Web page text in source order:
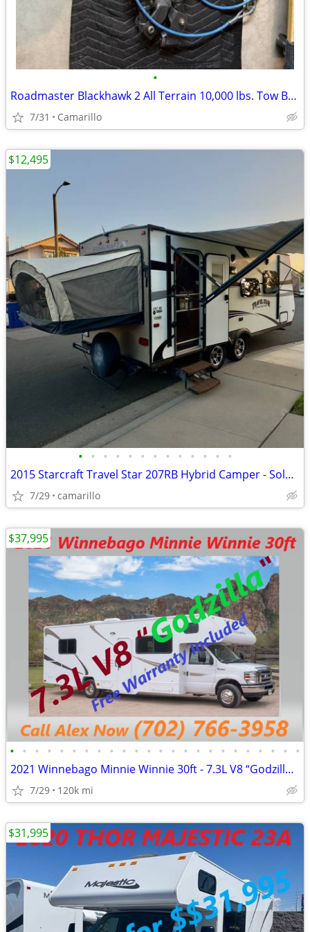
•
Roadmaster Blackhawk 2 All Terrain 10,000 lbs. Tow Bar for Dinghy/TOAD
7/31 Camarillo
• • • • • • • • • • • • •
2015 Starcraft Travel Star 207RB Hybrid Camper - Solar - Sleeps 6
7/29 camarillo
$12,495
• • • • • • • • • • • • • • • • • • • • • • • •
2021 Winnebago Minnie Winnie 30ft - 7.3L V8 “Godzilla Engine"
7/29 120k mi
$37,995
$31,995